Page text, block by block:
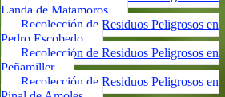
Landa de Matamoros
Recolección de Residuos Peligrosos en
Pedro Escobedo
Recolección de Residuos Peligrosos en
Peñamiller
Recolección de Residuos Peligrosos en